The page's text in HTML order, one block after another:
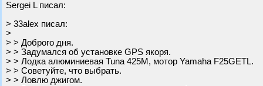
Sergei L писал:
> 33alex писал:
>
> > Доброго дня.
> > Задумался об установке GPS якоря.
> > Лодка алюминиевая Tuna 425M, мотор Yamaha F25GETL.
> > Советуйте, что выбрать.
> > Ловлю джигом.